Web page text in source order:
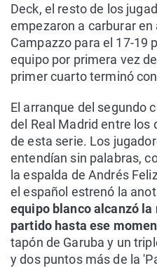
Deck, el resto de los
empezaron a carburar
Campazzo para el 17-19
equipo por primera vez
primer cuarto terminó
El arranque del segundo
del Real Madrid entre los
de esta serie. Los
entendían sin palabras,
la espalda de Andrés
el español estrenó la
equipo blanco alcanzó
partido hasta ese
tapón de Garuba y un
y dos puntos más de la